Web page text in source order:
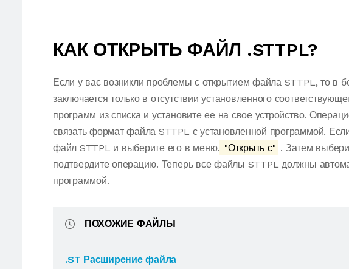
КАК ОТКРЫТЬ ФАЙЛ .STTPL?
Если у вас возникли проблемы с открытием файла STTPL, то в
заключается только в отсутствии установленного
программ из списка и установите ее на свое устройство.
связать формат файла STTPL с установленной программой.
файл STTPL и выберите его в меню. "Открыть с" . Затем
подтвердите операцию. Теперь все файлы STTPL должны
программой.
ПОХОЖИЕ ФАЙЛЫ
.ST Расширение файла